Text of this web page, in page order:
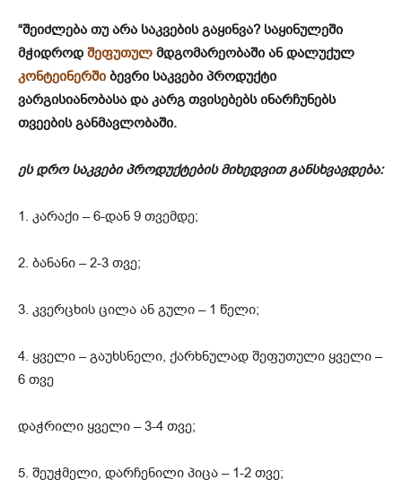
“შეიძლება თუ არა საკვების გაყინვა? საყინულეში
მჭიდროდ შეფუთულ მდგომარეობაში ან დალუქულ
კონტეინერში ბევრი საკვები პროდუქტი
ვარგისიანობასა და კარგ თვისებებს ინარჩუნებს
თვეების განმავლობაში.
ეს დრო საკვები პროდუქტების მიხედვით განსხვავდება:
1. კარაქი – 6-დან 9 თვემდე;
2. ბანანი – 2-3 თვე;
3. კვერცხის ცილა ან გული – 1 წელი;
4. ყველი – გაუხსნელი, ქარხნულად შეფუთული ყველი –
6 თვე
დაჭრილი ყველი – 3-4 თვე;
5. შეუჭმელი, დარჩენილი პიცა – 1-2 თვე;